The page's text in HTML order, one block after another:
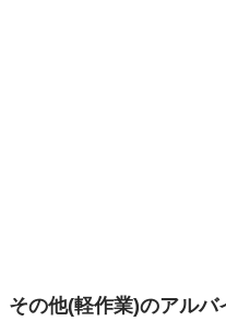
その他(軽作業)のアルバ